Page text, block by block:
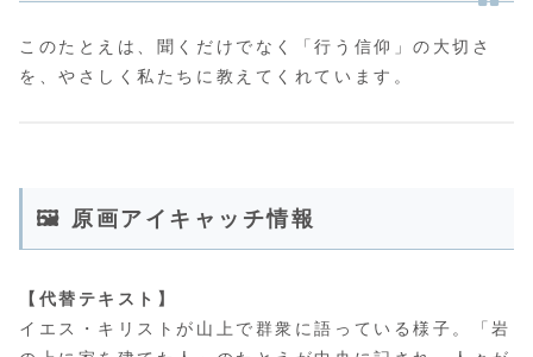
このたとえは、聞くだけでなく「行う信仰」の大切さ
を、やさしく私たちに教えてくれています。
🖼 原画アイキャッチ情報
【代替テキスト】
イエス・キリストが山上で群衆に語っている様子。「岩